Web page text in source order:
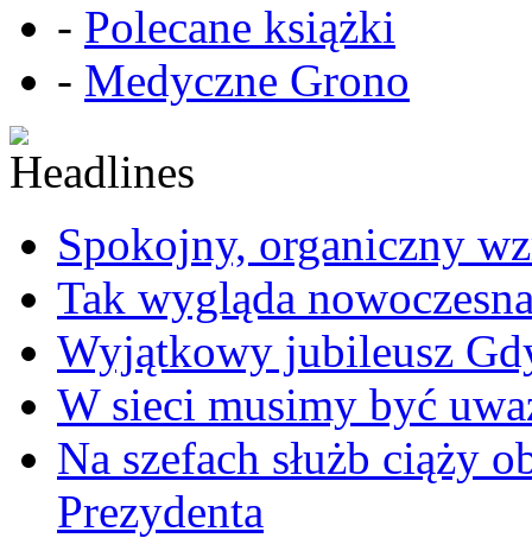
- Polecane książki
- Medyczne Grono
Spokojny, organiczny
Tak wygląda
Wyjątkowy jubileusz
W sieci musimy być
Na szefach służb ciąży
Prezydenta